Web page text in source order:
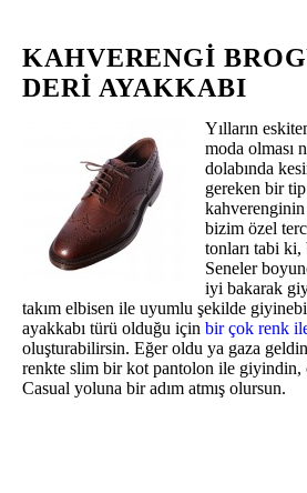
KAHVERENGI
DERI AYAKKABI
Yılların
moda olması
dolabında
gereken bir
bizim özel
tonları tabi
Seneler
iyi bakarak
takım elbisen ile uyumlu şekilde
ayakkabı türü olduğu için bir çok renk
oluşturabilirsin. Eğer oldu ya gaza
renkte slim bir kot pantolon ile giyindin,
Casual yoluna bir adım atmış olursun.